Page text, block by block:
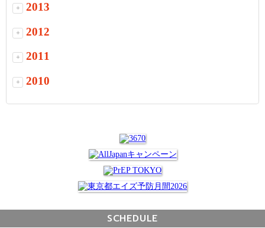
+ 2013
+ 2012
+ 2011
+ 2010
SCHEDULE